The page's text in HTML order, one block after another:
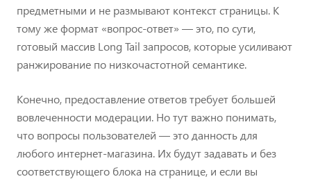
предметными и не размывают контекст страницы. К
тому же формат «вопрос-ответ» — это, по сути,
готовый массив Long Tail запросов, которые усиливают
ранжирование по низкочастотной семантике.
Конечно, предоставление ответов требует большей
вовлеченности модерации. Но тут важно понимать,
что вопросы пользователей — это данность для
любого интернет-магазина. Их будут задавать и без
соответствующего блока на странице, и если вы